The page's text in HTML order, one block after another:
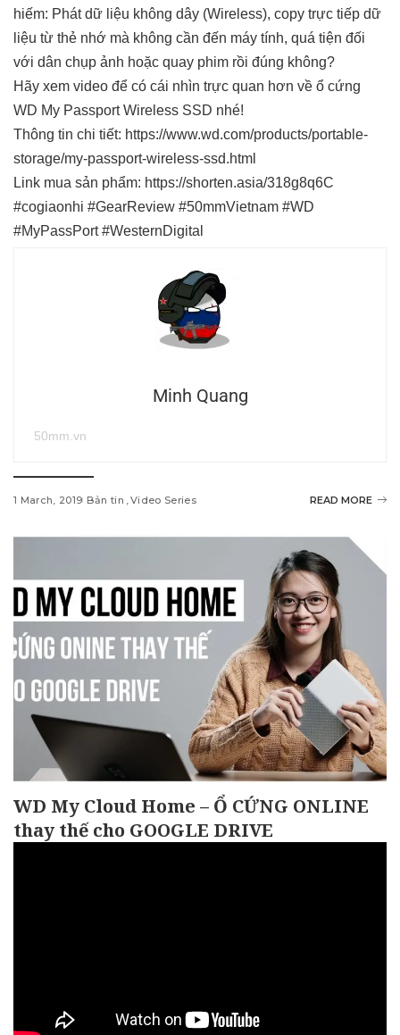
hiếm: Phát dữ liệu không dây (Wireless), copy trực tiếp dữ
liệu từ thẻ nhớ mà không cần đến máy tính, quá tiện đối
với dân chụp ảnh hoặc quay phim rồi đúng không?
Hãy xem video để có cái nhìn trực quan hơn về ổ cứng
WD My Passport Wireless SSD nhé!
Thông tin chi tiết: https://www.wd.com/products/portable-
storage/my-passport-wireless-ssd.html
Link mua sản phẩm: https://shorten.asia/318g8q6C
#cogiaonhi #GearReview #50mmVietnam #WD
#MyPassPort #WesternDigital
Minh Quang
50mm.vn
1 March, 2019 Bản tin Video Series READ MORE
WD My Cloud Home – Ổ CỨNG ONLINE
thay thế cho GOOGLE DRIVE